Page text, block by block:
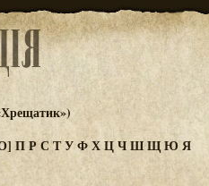
ПРСТУФХЦЧШЩЮЯ